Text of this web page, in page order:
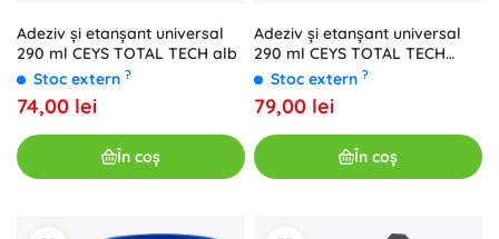
Adeziv și etanșant universal
290 ml CEYS TOTAL TECH alb
Stoc extern ?
74,00 lei
În coș
Adeziv și etanșant universal
290 ml CEYS TOTAL TECH
transparent
Stoc extern ?
79,00 lei
În coș